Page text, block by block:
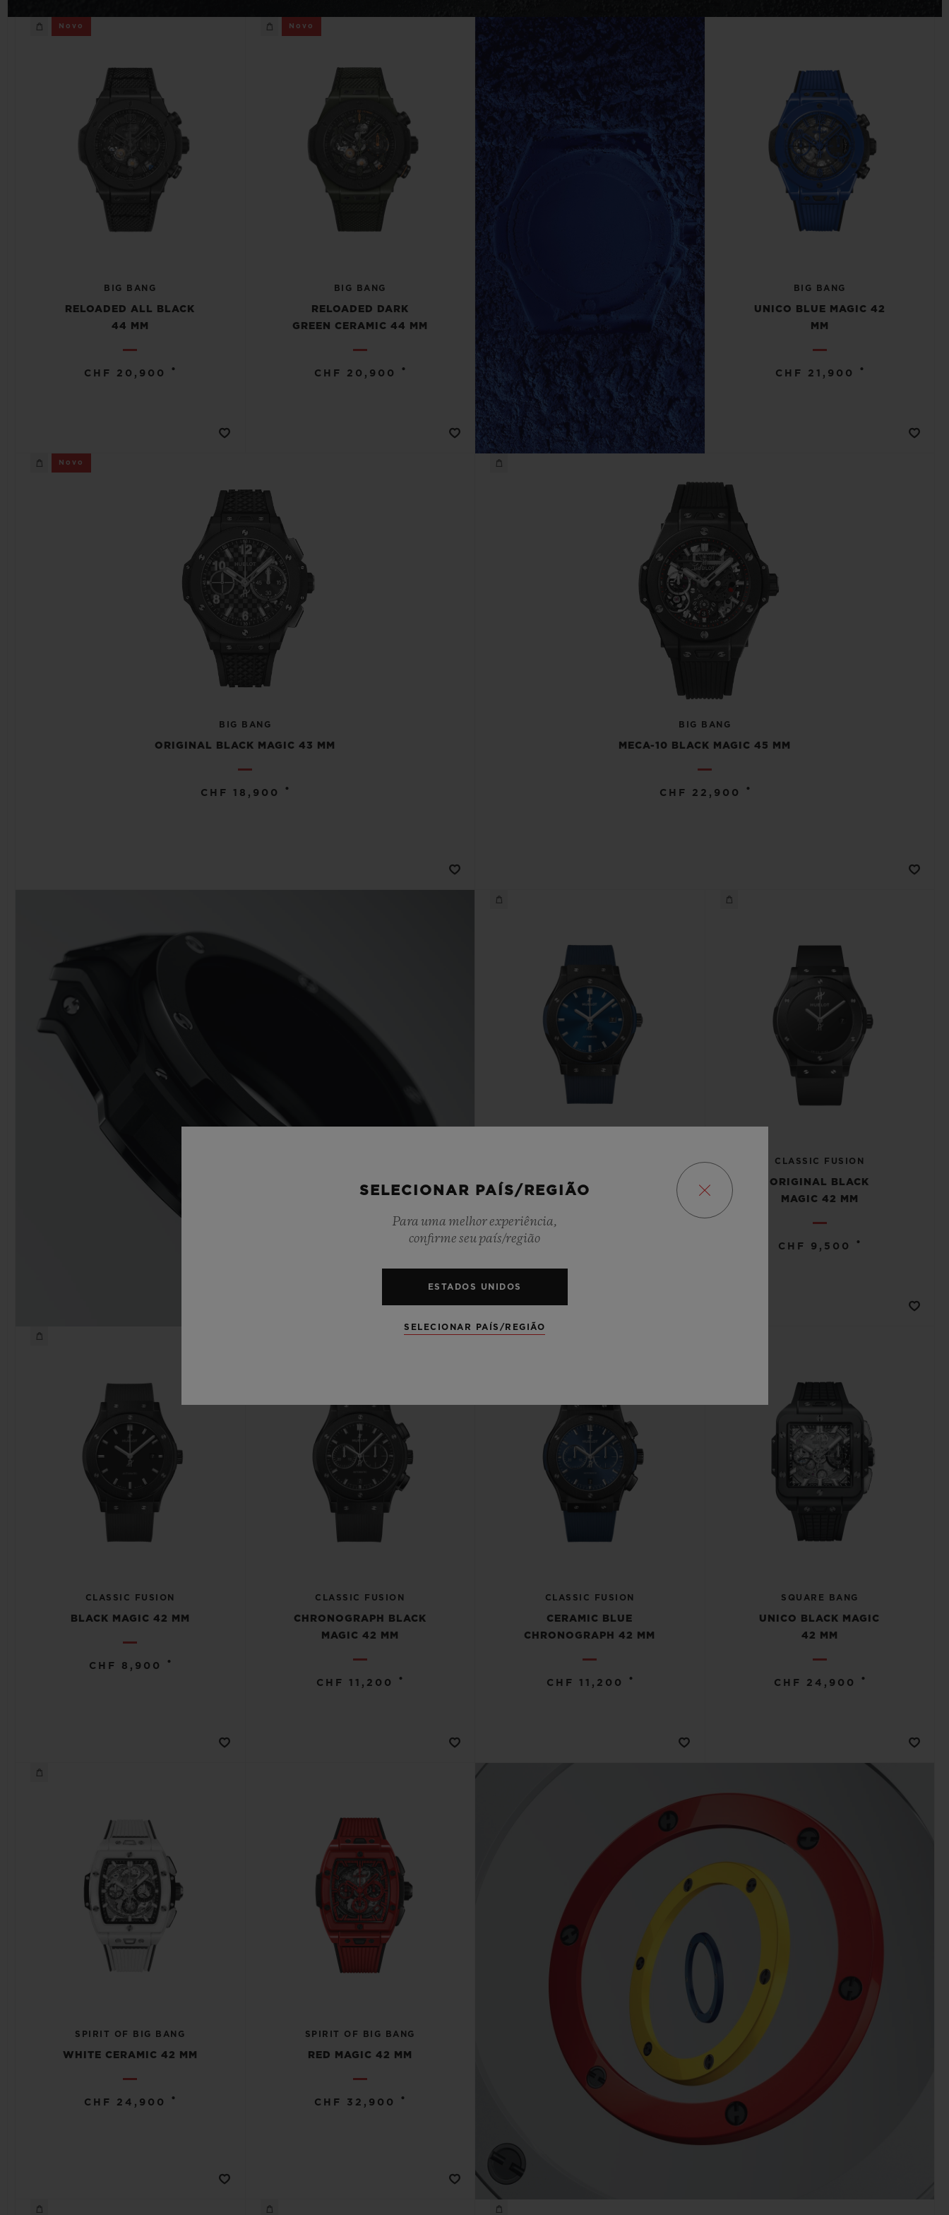
Novo
BIG BANG
RELOADED ALL BLACK
44 MM
CHF 20,900 •
Novo
BIG BANG
RELOADED DARK
GREEN CERAMIC 44 MM
CHF 20,900 •
BIG BANG
UNICO BLUE MAGIC 42
MM
CHF 21,900 •
Novo
BIG BANG
ORIGINAL BLACK MAGIC 43 MM
CHF 18,900 •
BIG BANG
MECA-10 BLACK MAGIC 45 MM
CHF 22,900 •
CERAMIC BLUE 42 MM
CHF 8,900
CLASSIC FUSION
ORIGINAL BLACK
MAGIC 42 MM
CHF 9,500 •
CLASSIC FUSION
BLACK MAGIC 42 MM
CHF 8,900 •
CLASSIC FUSION
CHRONOGRAPH BLACK
MAGIC 42 MM
CHF 11,200 •
CLASSIC FUSION
CERAMIC BLUE
CHRONOGRAPH 42 MM
CHF 11,200 •
SQUARE BANG
UNICO BLACK MAGIC
42 MM
CHF 24,900 •
SPIRIT OF BIG BANG
WHITE CERAMIC 42 MM
CHF 24,900 •
SPIRIT OF BIG BANG
RED MAGIC 42 MM
CHF 32,900 •
SELECIONAR PAÍS/REGIÃO
Para uma melhor experiência,
confirme seu país/região
ESTADOS UNIDOS
SELECIONAR PAÍS/REGIÃO
SUMMER MULTI-COLORED
PEACH CERAMIC
HUBLOTISTA E
GARANTIA ESTENDIDA
ENTREGA E DEVOLUÇÕES
DE CORTESIA
PAGAMENTO SEGURO
EMBALAGEM DE
PRESENTES
CONTATO ENCONTRAR UMA BOUTIQUE